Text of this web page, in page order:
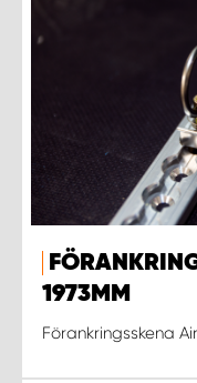
1973MM
Förankringsskena